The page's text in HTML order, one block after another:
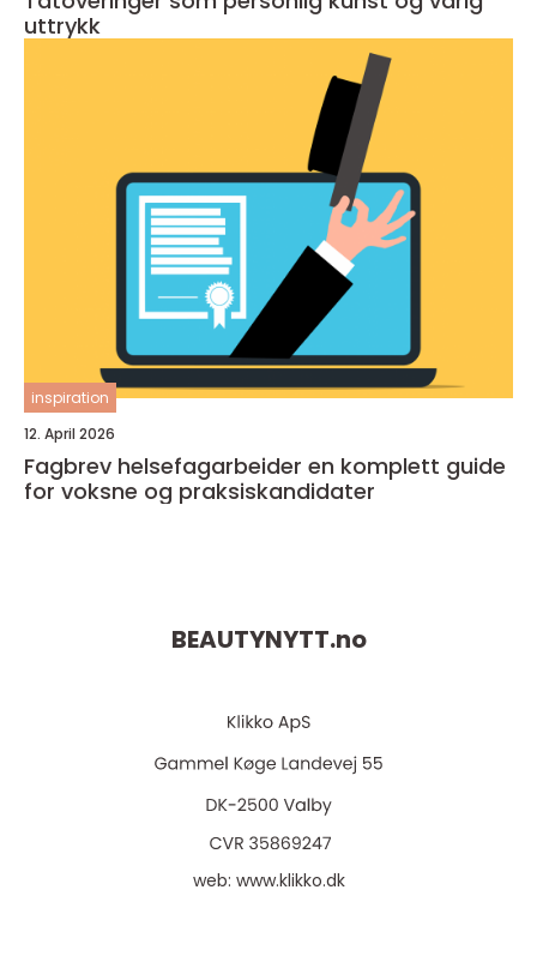
uttrykk
inspiration
12. April 2026
Fagbrev helsefagarbeider en komplett guide
for voksne og praksiskandidater
BEAUTYNYTT.no
web: www.klikko.dk